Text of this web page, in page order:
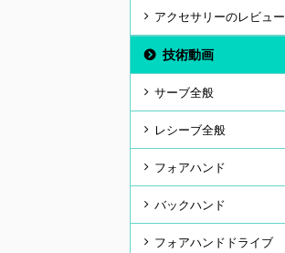
アクセサリーのレビュー
技術動画
サーブ全般
レシーブ全般
フォアハンド
バックハンド
フォアハンドドライブ